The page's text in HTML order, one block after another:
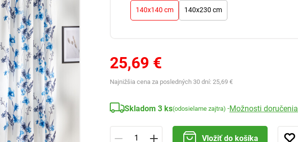
140x140 cm 140x230 cm
25,69 €
Najnižšia cena za posledných 30 dní: 25,69 €
Skladom 3 ks(odosielame zajtra) -Možnosti doručenia
Vložiť do košíka